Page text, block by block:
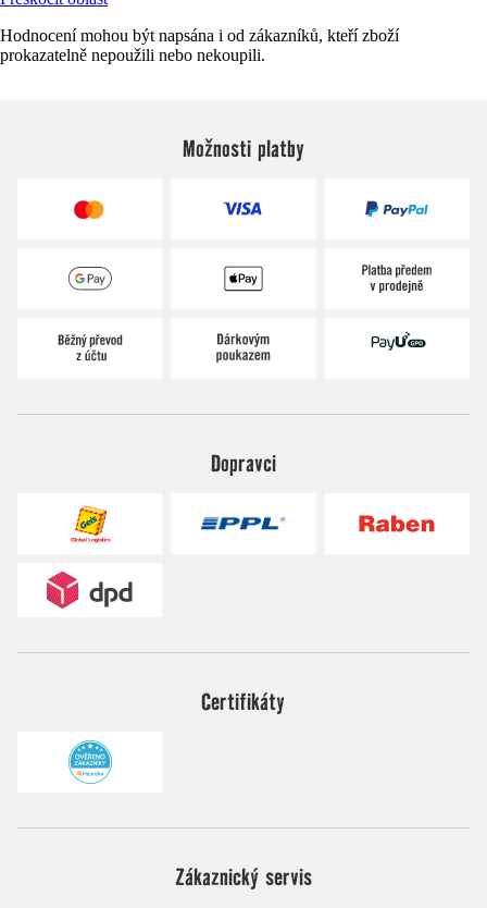
Hodnocení mohou být napsána i od zákazníků, kteří zboží
prokazatelně nepoužili nebo nekoupili.
Možnosti platby
Dopravci
Certifikáty
Zákaznický servis